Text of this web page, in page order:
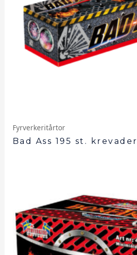
Fyrverkeritårtor
Bad Ass 195 st. krevader